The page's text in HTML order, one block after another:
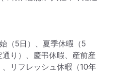
（5日）、夏季休暇（5
り）、慶弔休暇、産前産
リフレッシュ休暇（10年